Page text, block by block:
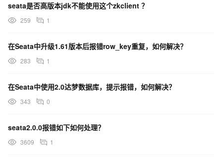
seata是否高版本jdk不能使用这个zkclient ？
259 1
在Seata中升级1.61版本后报错row_key重复，如何解决？
283 1
在Seata中使用2.0达梦数据库，提示报错，如何解决？
343 0
seata2.0.0报错如下如何处理？
3609 1